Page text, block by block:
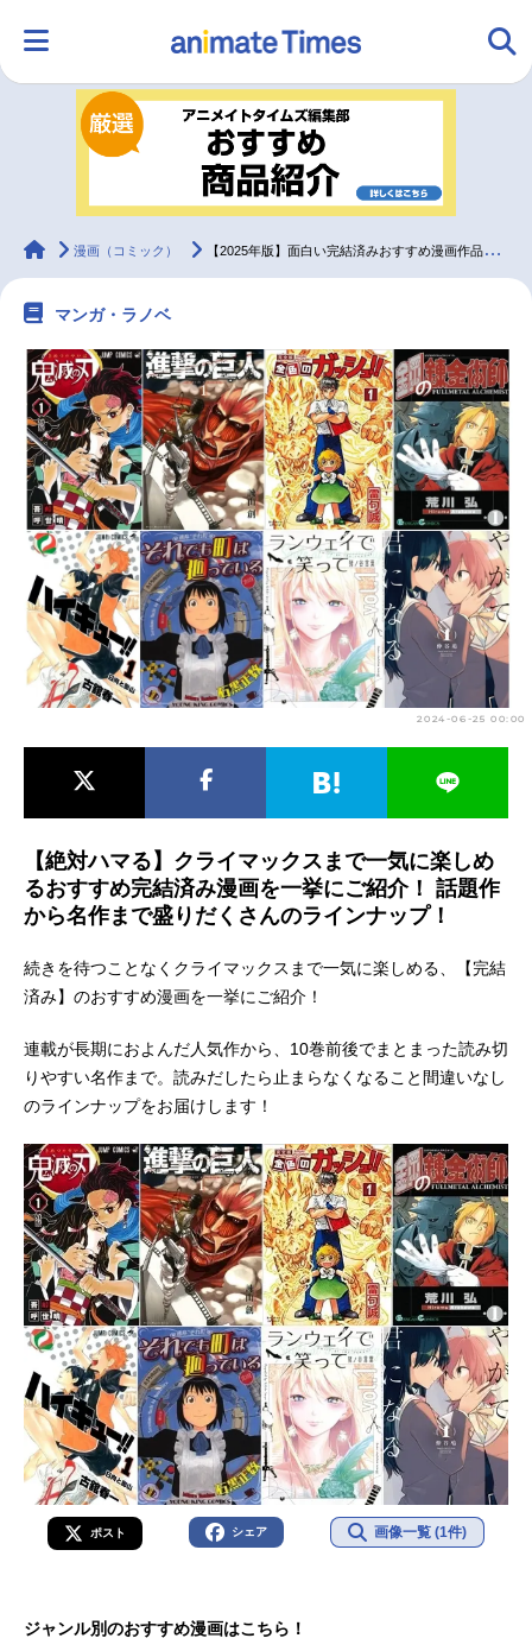
ランキング アニメ
ラジオ みんなの声 グッズ
2.5次元 配信・Vtuber トレンド 無料マンガ
最新記事一覧
アニメ記事一覧 声優記事一覧
アニメ映画一覧 実写化映画一覧
今期アニメ曜日別一覧
春アニメ 夏アニメ
男性声優/女性声優一覧
animateTimes
漫画（コミック） 【2025年版】面白い完結済みおすすめ漫画作品一覧
マンガ・ラノベ
2024-06-25 00:00
【絶対ハマる】クライマックスまで一気に楽しめ
るおすすめ完結済み漫画を一挙にご紹介！ 話題作
から名作まで盛りだくさんのラインナップ！
続きを待つことなくクライマックスまで一気に楽しめる、【完結
済み】のおすすめ漫画を一挙にご紹介！
連載が長期におよんだ人気作から、10巻前後でまとまった読み切
りやすい名作まで。読みだしたら止まらなくなること間違いなし
のラインナップをお届けします！
ポスト シェア 画像一覧 (1件)
ジャンル別のおすすめ漫画はこちら！